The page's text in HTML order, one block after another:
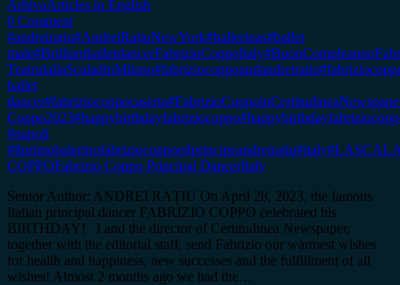
ArhivaArticles in English
0 Comment
#andreirațiu#AndreiRațiuNewYork#ballerinas#ballet
male#BrilliantballetdancerFabrizioCoppoItaly
TeatrulallaScaladinMilano#fabriziocoppoandandreiratiu
ballet
dancer#fabriziocoppocaserta
Coppo2023#happybirthdayfabriziocoppo
#napoli
#llprimobalerinofabriziocoppoeilprincipeandreirațiu#italy
COPPOFabrizio Coppo Principal DancerItaly
Senior Author: ANDREI RAȚIU On April 28, 2023, the famous
Italian principal dancer FABRIZIO COPPO celebrated his
BIRTHDAY! I and the director of Certitudinea Newspaper,
together with the editorial staff, send Fabrizio our warmest wishes
for health and happiness, new successes and the fulfillment of all
wishes! Almost 2 months ago we had the…